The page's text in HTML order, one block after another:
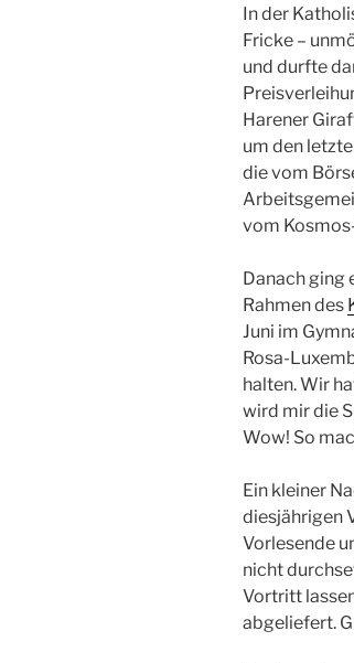
In der
Fricke –
und durfte
Harener
um den
die vom
vom
Danach ging
Rahmen des
Juni im
Rosa-
halten. Wir
wird mir die
Wow! So
Ein kleiner
diesjährigen
Vorlesende
nicht
Vortritt
abgeliefert.